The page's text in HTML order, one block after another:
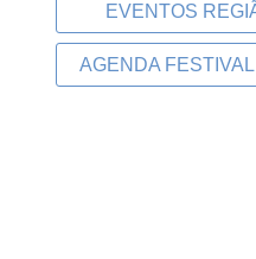
EVENTOS
AGENDA